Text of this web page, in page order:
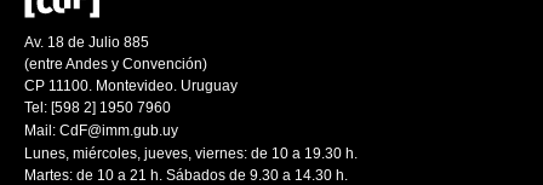
Av. 18 de Julio 885
(entre Andes y Convención)
CP 11100. Montevideo. Uruguay
Tel: [598 2] 1950 7960
Mail: CdF@imm.gub.uy
Lunes, miércoles, jueves, viernes: de 10 a 19.30 h.
Martes: de 10 a 21 h. Sábados de 9.30 a 14.30 h.